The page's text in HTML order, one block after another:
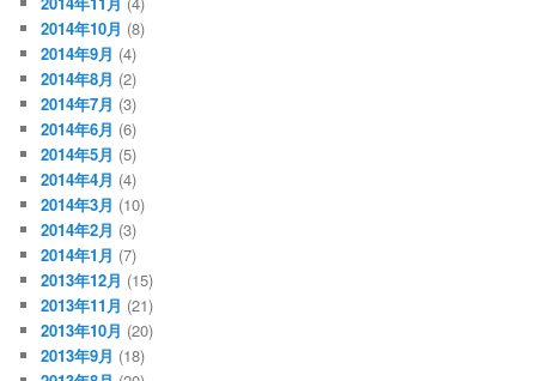
2014年10月 (8)
2014年9月 (4)
2014年8月 (2)
2014年7月 (3)
2014年6月 (6)
2014年5月 (5)
2014年4月 (4)
2014年3月 (10)
2014年2月 (3)
2014年1月 (7)
2013年12月 (15)
2013年11月 (21)
2013年10月 (20)
2013年9月 (18)